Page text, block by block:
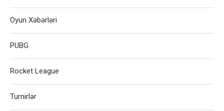
Oyun Xəbərləri
PUBG
Rocket League
Turnirlər